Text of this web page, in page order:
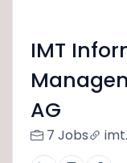
IMT
AG
7 Jobs